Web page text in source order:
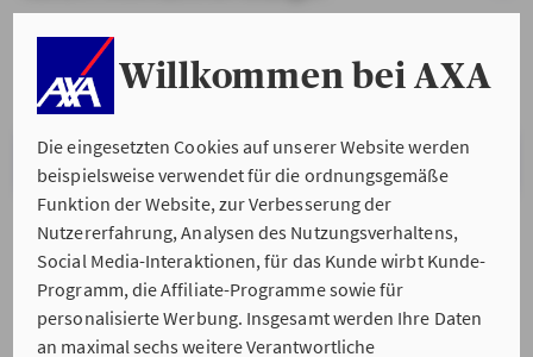
Willkommen bei AXA
Die eingesetzten Cookies auf unserer Website werden
beispielsweise verwendet für die ordnungsgemäße
Funktion der Website, zur Verbesserung der
Nutzererfahrung, Analysen des Nutzungsverhaltens,
Social Media-Interaktionen, für das Kunde wirbt Kunde-
Programm, die Affiliate-Programme sowie für
personalisierte Werbung. Insgesamt werden Ihre Daten
an maximal sechs weitere Verantwortliche
VERSTANDEN & WEITER